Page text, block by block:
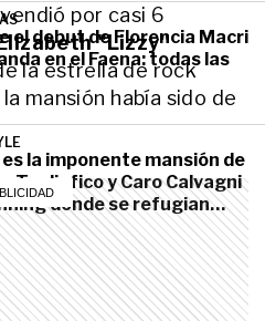
por casi 6
"Lizzy"
la estrella de rock
mansión había sido de
el debut de Florencia Macri
en el Faena: todas las
es la imponente mansión de
Tagliafico y Caro Calvagni
donde se refugian
Mundial 2026
sus mansiones y eligió vivir
cuadrados: cómo es